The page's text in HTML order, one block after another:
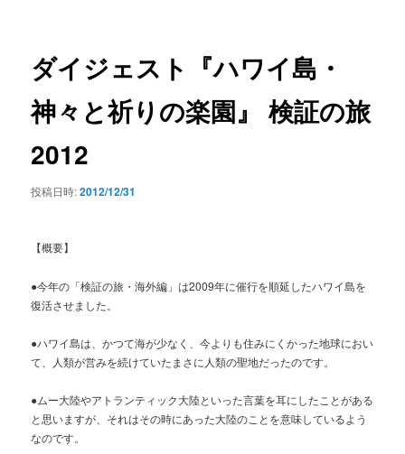
ー
ョ
ン
ダイジェスト『ハワイ島・
神々と祈りの楽園』 検証の旅
2012
投稿日時:2012/12/31
【概要】
●今年の「検証の旅・海外編」は2009年に催行を順延したハワイ島を
復活させました。
●ハワイ島は、かつて海が少なく、今よりも住みにくかった地球におい
て、人類が営みを続けていたまさに人類の聖地だったのです。
●ムー大陸やアトランティック大陸といった言葉を耳にしたことがある
と思いますが、それはその時にあった大陸のことを意味しているよう
なのです。